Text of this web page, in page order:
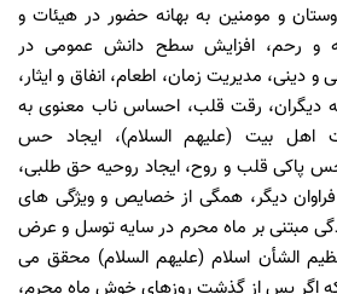
و مومنین به بهانه حضور در هیئات و
و رحم، افزایش سطح دانش عمومی در
و دینی، مدیریت زمان، اطعام، انفاق وایثار،
دیگران، رقت قلب، احساس ناب معنوی به
اهل بیت (علیهم السلام)، ایجاد حس
پاکی قلب و روح، ایجاد روحیهحق طلبی،
فراوان دیگر، همگی از خصایص و ویژگی های
مبتنیبر ماه محرم درسایهتوسل و عرض
الشأن اسلام (علیهم السلام) محقق می